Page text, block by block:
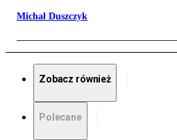
Michał Duszczyk
Zobacz również
Polecane